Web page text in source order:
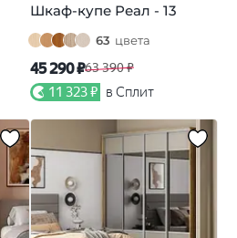
Шкаф-купе Реал - 13
63 цвета
45 290 ₽63 390 ₽
11 323 ₽ в Сплит